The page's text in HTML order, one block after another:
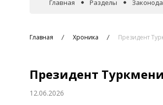
Главная Разделы
Сотрудничество
Главная Хроника Президент
Президент
12.06.2026